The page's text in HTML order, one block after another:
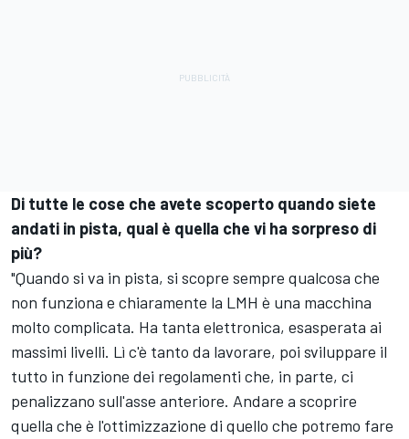
Di tutte le cose che avete scoperto quando siete
andati in pista, qual è quella che vi ha sorpreso di
più?
"Quando si va in pista, si scopre sempre qualcosa che
non funziona e chiaramente la LMH è una macchina
molto complicata. Ha tanta elettronica, esasperata ai
massimi livelli. Lì c'è tanto da lavorare, poi sviluppare il
tutto in funzione dei regolamenti che, in parte, ci
penalizzano sull'asse anteriore. Andare a scoprire
quella che è l'ottimizzazione di quello che potremo fare